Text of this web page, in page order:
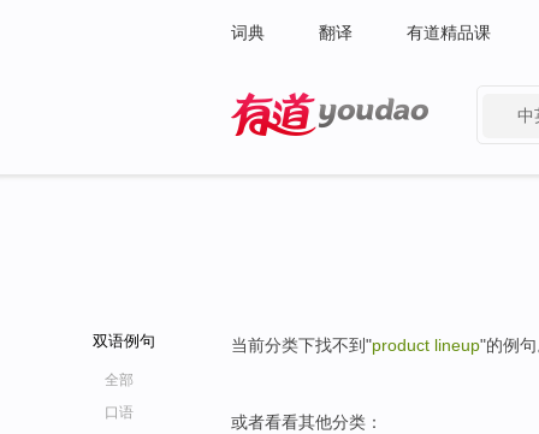
词典 翻译 有道精品课
中
双语例句
全部
口语
当前分类下找不到"product lineup"的例句
或者看看其他分类：